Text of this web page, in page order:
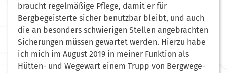
braucht regelmäßige Pflege, damit er für
Bergbegeisterte sicher benutzbar bleibt, und auch
die an besonders schwierigen Stellen angebrachten
Sicherungen müssen gewartet werden. Hierzu habe
ich mich im August 2019 in meiner Funktion als
Hütten- und Wegewart einem Trupp von Bergwege-